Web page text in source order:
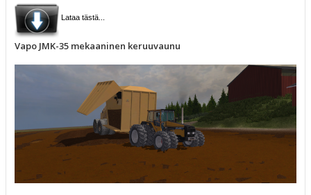
Lataa tästä...
Vapo JMK-35 mekaaninen keruuvaunu